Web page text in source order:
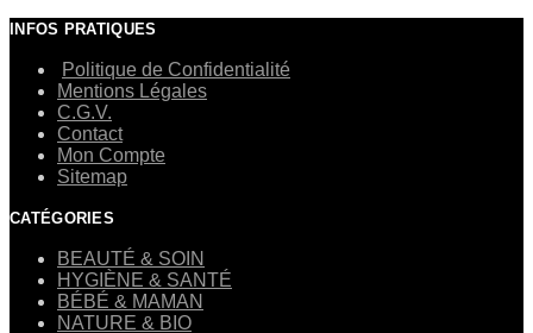
INFOS PRATIQUES
Politique de Confidentialité
Mentions Légales
C.G.V.
Contact
Mon Compte
Sitemap
CATÉGORIES
BEAUTÉ & SOIN
HYGIÈNE & SANTÉ
BÉBÉ & MAMAN
NATURE & BIO